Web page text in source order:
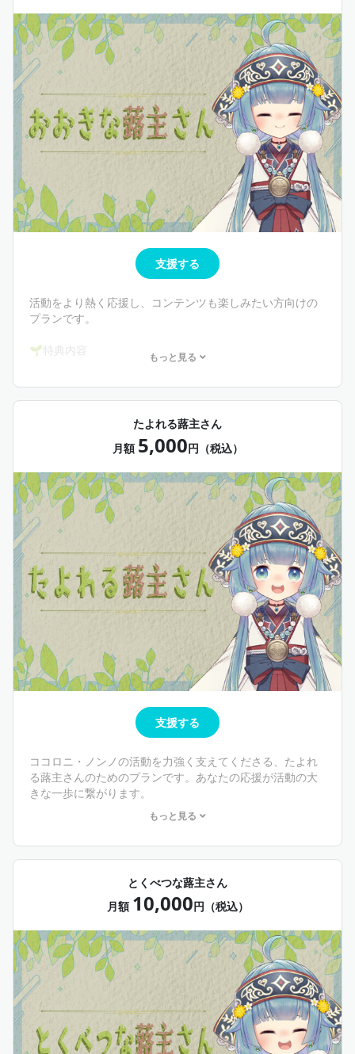
支援する
活動をより熱く応援し、コンテンツも楽しみたい方向けの
プランです。
🌱特典内容
・いつもの蕗主さんプランの全特典
・加入時お名前入りヘッダープレゼント
もっと見る
たよれる蕗主さん
月額 5,000円（税込）
支援する
ココロニ・ノンノの活動を力強く支えてくださる、たよれ
る蕗主さんのためのプランです。あなたの応援が活動の大
きな一歩に繋がります。
・配信クレジットにお名前掲載 （限定配信「蕗主総会」の
もっと見る
とくべつな蕗主さん
月額 10,000円（税込）